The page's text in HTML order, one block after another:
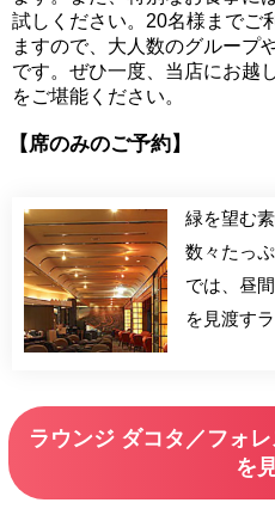
試しください。20名様までご
ますので、大人数のグループ
です。ぜひ一度、当店にお越
をご堪能ください。
【席のみのご予約】
緑を望む
数々たっ
では、昼
を見渡す
ラウンジ ダコタ／フォ
を